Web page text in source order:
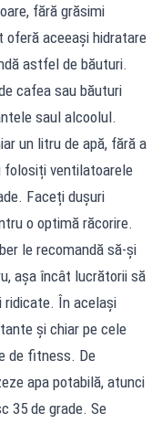
fără grăsimi
oferă aceeași hidratare
astfel de băuturi.
cafea sau băuturi
saul alcoolul.
un litru de apă, fără a
folosiți ventilatoarele
Faceți dușuri
o optimă răcorire.
le recomandă să-și
așa încât lucrătorii să
În același
și chiar pe cele
de fitness. De
apa potabilă, atunci
35 de grade. Se